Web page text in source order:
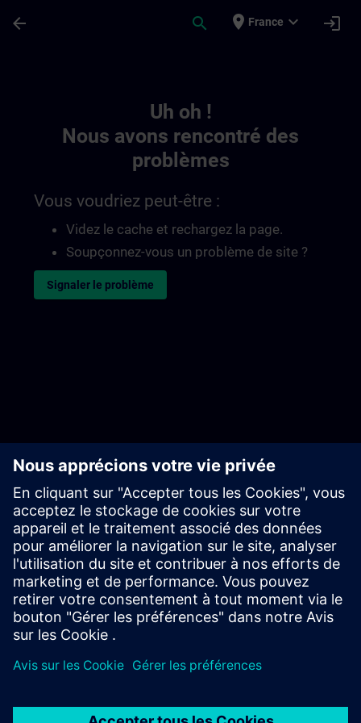
arrow_back search place France expand_more login
Uh oh !
Nous avons rencontré des
problèmes
Vous voudriez peut-être :
Videz le cache et rechargez la page.
Soupçonnez-vous un problème de site ?
Signaler le problème